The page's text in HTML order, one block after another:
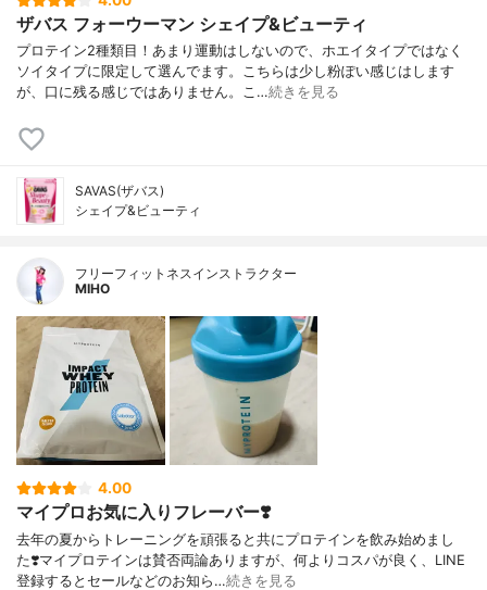
ザバス フォーウーマン シェイプ&ビューティ
プロテイン2種類目！あまり運動はしないので、ホエイタイプではなく
ソイタイプに限定して選んでます。こちらは少し粉ぽい感じはします
が、口に残る感じではありません。こ…続きを見る
SAVAS(ザバス)
シェイプ&ビューティ
フリーフィットネスインストラクター
MIHO
4.00
マイプロお気に入りフレーバー❣️
去年の夏からトレーニングを頑張ると共にプロテインを飲み始めまし
た❣️マイプロテインは賛否両論ありますが、何よりコスパが良く、LINE
登録するとセールなどのお知ら…続きを見る